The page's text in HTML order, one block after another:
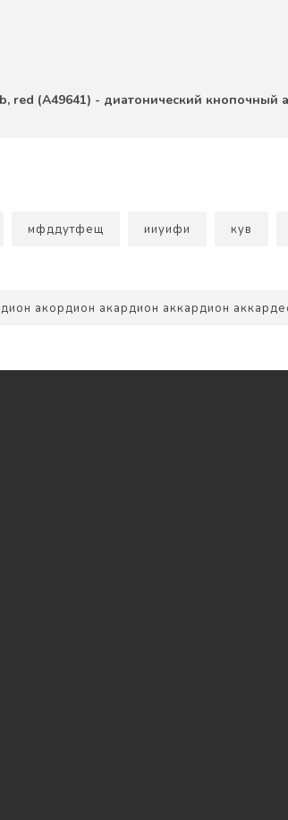
red (A49641) - диатонический кнопочный
мфддутфещ ииуифи кув
акордион акардион аккардион